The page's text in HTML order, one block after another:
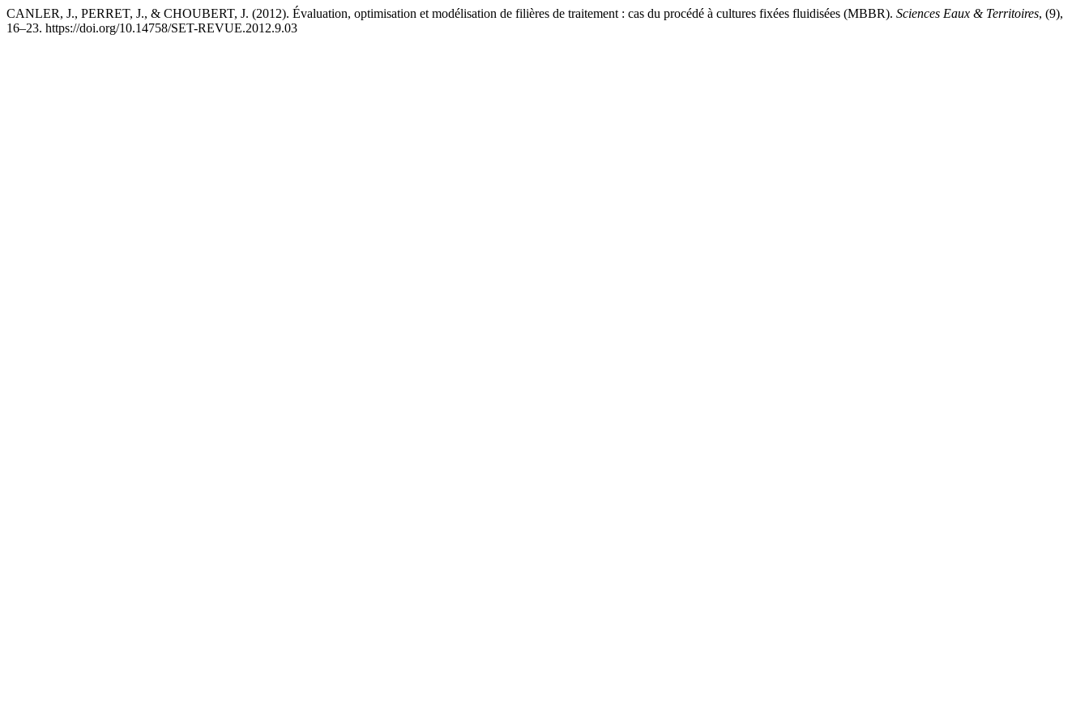
CANLER, J., PERRET, J., & CHOUBERT, J. (2012). Évaluation, optimisation et modélisation de filières de traitement : cas du procédé à cultures fixées fluidisées (MBBR). Sciences Eaux & Territoires, (9),
16–23. https://doi.org/10.14758/SET-REVUE.2012.9.03